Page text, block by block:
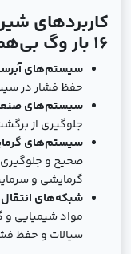
16 بار وگ بی‌همتا
سیستم‌های
حفظ فشار در
سیستم‌های
جلوگیری از
سیستم‌های
صحیح و
گرمایشی و
شبکه‌های
مواد شیمیایی و
سیالات و حفظ